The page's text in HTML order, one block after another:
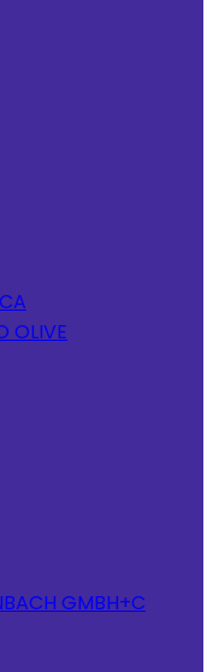
OLIVE
GMBH+C